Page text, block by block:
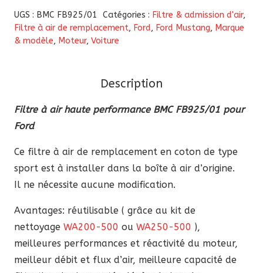
Filtre
à
air
FB925/01
pour
UGS : BMC FB925/01 Catégories : Filtre & admission d'air,
Filtre à air de remplacement, Ford, Ford Mustang, Marque
& modèle, Moteur, Voiture
Description
Filtre à air haute performance BMC FB925/01 pour
Ford
Ce filtre à air de remplacement en coton de type
sport est à installer dans la boîte à air d’origine.
Il ne nécessite aucune modification.
Avantages: réutilisable ( grâce au kit de
nettoyage WA200-500 ou WA250-500 ),
meilleures performances et réactivité du moteur,
meilleur débit et flux d’air, meilleure capacité de